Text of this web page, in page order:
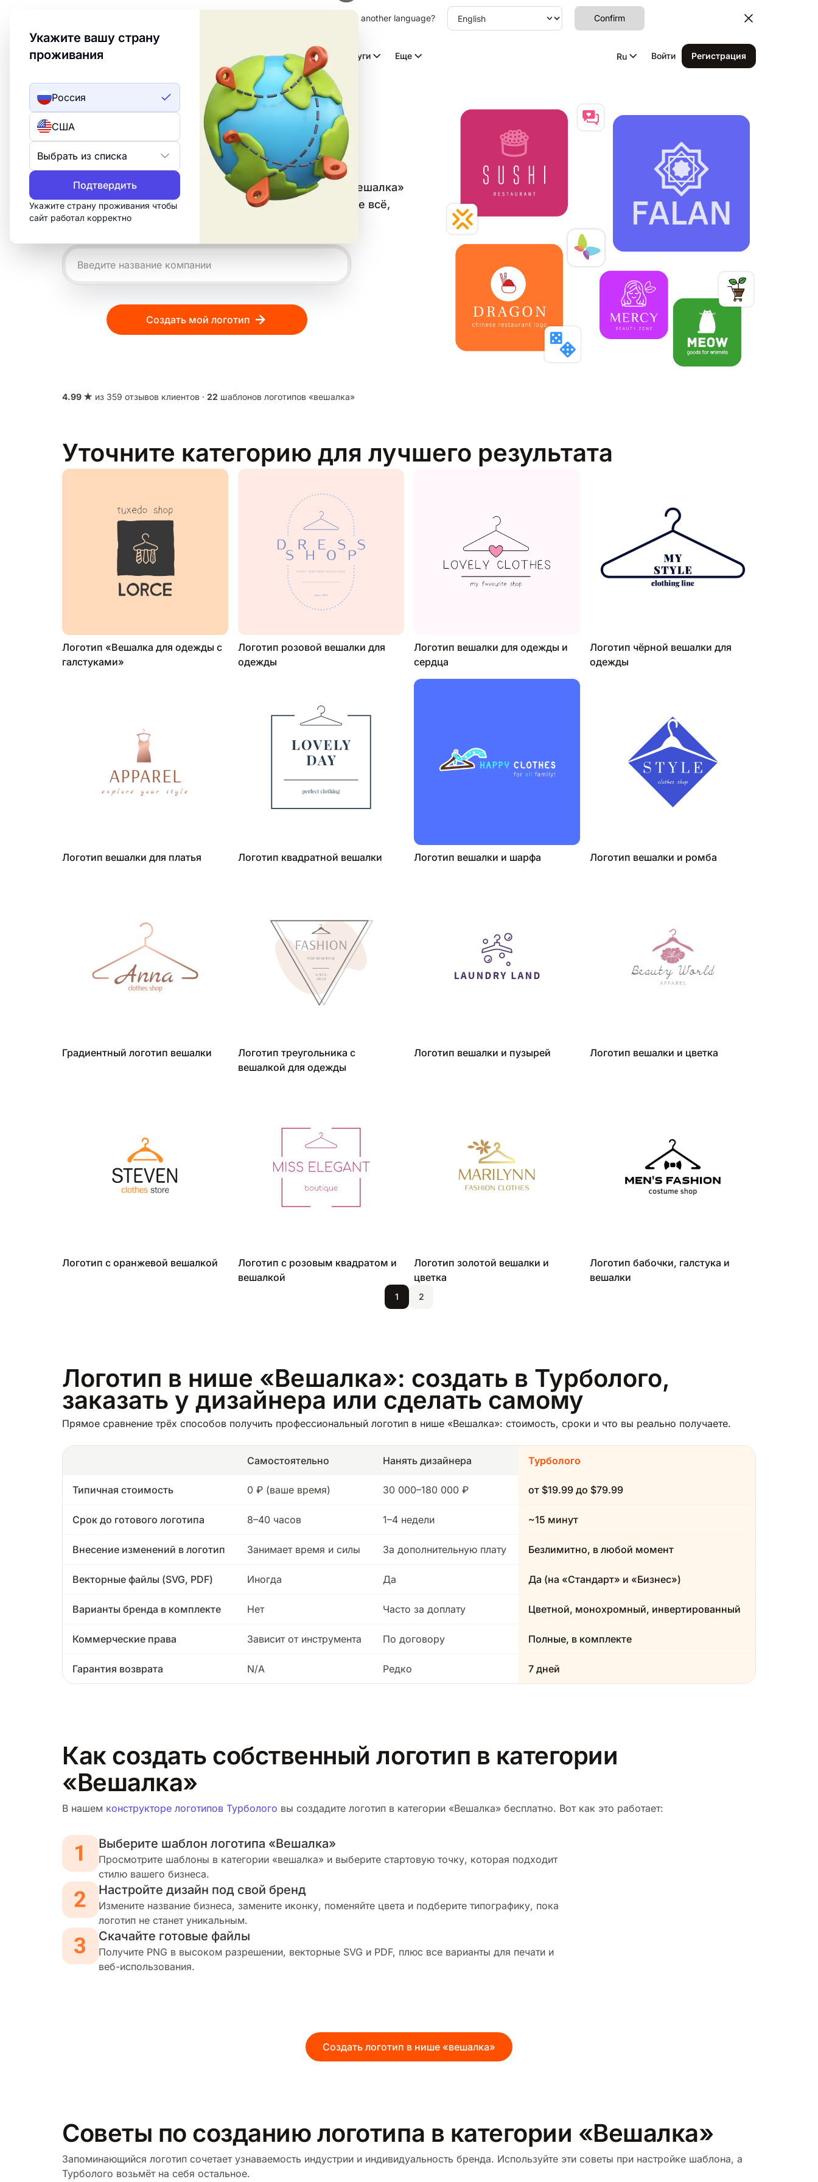
Укажите вашу страну
проживания
Россия
США
Выбрать из списка
Подтвердить
Укажите страну проживания чтобы
сайт работал корректно
Welcome to Turbologo! This page is available in another language. Choose another language? Confirm
ИИ лого Видео с ИИ Услуги Еще Ru Войти Регистрация
Примеры логотипов
вешалок
Создайте профессиональный логотип в категории «Вешалка»
за 15 минут. Настройте бесплатный шаблон и скачайте всё,
что нужно для печати, веба и социальных сетей.
Создать мой логотип
4.99 ★ из 359 отзывов клиентов · 22 шаблонов логотипов «вешалка»
Уточните категорию для лучшего результата
Логотип «Вешалка для одежды с
галстуками»
Логотип розовой вешалки для
одежды
Логотип вешалки для одежды и
сердца
Логотип чёрной вешалки для
одежды
Логотип вешалки для платья Логотип квадратной вешалки Логотип вешалки и шарфа Логотип вешалки и ромба
Градиентный логотип вешалки
Логотип треугольника с
вешалкой для одежды
Логотип вешалки и пузырей Логотип вешалки и цветка
Логотип с оранжевой вешалкой
Логотип с розовым квадратом и
вешалкой
Логотип золотой вешалки и
цветка
Логотип бабочки, галстука и
вешалки
1 2
Логотип в нише «Вешалка»: создать в Турболого,
заказать у дизайнера или сделать самому
Прямое сравнение трёх способов получить профессиональный логотип в нише «Вешалка»: стоимость, сроки и что вы реально получаете.
Самостоятельно Нанять дизайнера Турболого
Типичная стоимость 0 ₽ (ваше время) 30 000–180 000 ₽ от $19.99 до $79.99
Срок до готового логотипа 8–40 часов 1–4 недели ~15 минут
Внесение изменений в логотип Занимает время и силы За дополнительную плату Безлимитно, в любой момент
Векторные файлы (SVG, PDF) Иногда Да Да (на «Стандарт» и «Бизнес»)
Варианты бренда в комплекте Нет Часто за доплату Цветной, монохромный, инвертированный
Коммерческие права Зависит от инструмента По договору Полные, в комплекте
Гарантия возврата N/A Редко 7 дней
Как создать собственный логотип в категории
«Вешалка»
В нашем конструкторе логотипов Турболого вы создадите логотип в категории «Вешалка» бесплатно. Вот как это работает:
Выберите шаблон логотипа «Вешалка»
Просмотрите шаблоны в категории «вешалка» и выберите стартовую точку, которая подходит
стилю вашего бизнеса.
Настройте дизайн под свой бренд
Измените название бизнеса, замените иконку, поменяйте цвета и подберите типографику, пока
логотип не станет уникальным.
Скачайте готовые файлы
Получите PNG в высоком разрешении, векторные SVG и PDF, плюс все варианты для печати и
веб-использования.
Создать логотип в нише «вешалка»
Советы по созданию логотипа в категории «Вешалка»
Запоминающийся логотип сочетает узнаваемость индустрии и индивидуальность бренда. Используйте эти советы при настройке шаблона, а
Турболого возьмёт на себя остальное.